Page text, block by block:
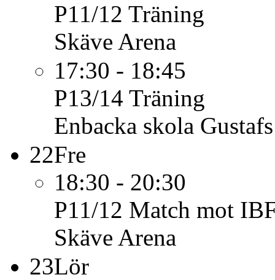
P11/12 Träning
Skäve Arena
17:30 - 18:45
P13/14 Träning
Enbacka skola
22Fre
18:30 - 20:30
P11/12 Match mot
Skäve Arena
23Lör